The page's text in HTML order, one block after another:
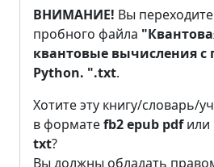
ВНИМАНИЕ! Вы
пробного файла
квантовые вычисления
Python. ".txt.
Хотите эту книгу/словарь/
в форматеfb2epub pdfили
txt?
Вы должны обладать